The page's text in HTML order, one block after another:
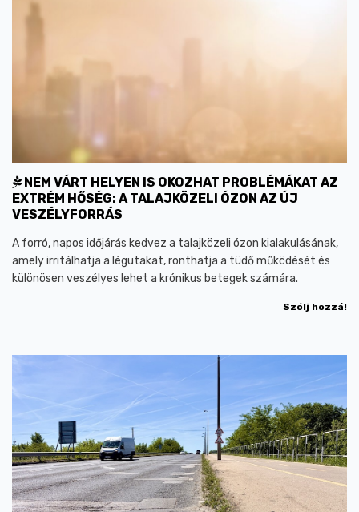
NEM VÁRT HELYEN IS OKOZHAT PROBLÉMÁKAT AZ
EXTRÉM HŐSÉG: A TALAJKÖZELI ÓZON AZ ÚJ
VESZÉLYFORRÁS
A forró, napos időjárás kedvez a talajközeli ózon kialakulásának,
amely irritálhatja a légutakat, ronthatja a tüdő működését és
különösen veszélyes lehet a krónikus betegek számára.
Szólj hozzá!